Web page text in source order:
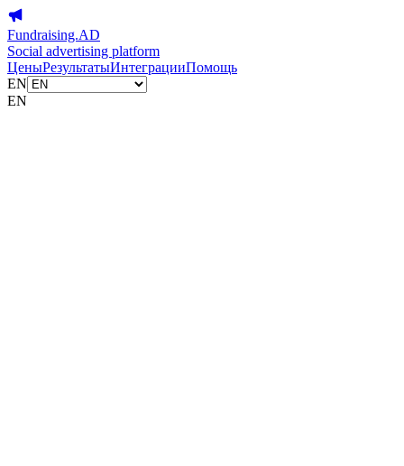
Fundraising.AD
Social advertising platform
ЦеныРезультатыИнтеграцииПомощь
EN
EN